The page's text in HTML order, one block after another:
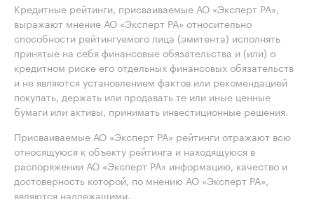
Кредитные рейтинги, присваиваемые АО «Эксперт РА»,
выражают мнение АО «Эксперт РА» относительно
способности рейтингуемого лица (эмитента) исполнять
принятые на себя финансовые обязательства и (или) о
кредитном риске его отдельных финансовых обязательств
и не являются установлением фактов или рекомендацией
покупать, держать или продавать те или иные ценные
бумаги или активы, принимать инвестиционные решения.
Присваиваемые АО «Эксперт РА» рейтинги отражают всю
относящуюся к объекту рейтинга и находящуюся в
распоряжении АО «Эксперт РА» информацию, качество и
достоверность которой, по мнению АО «Эксперт РА»,
являются надлежащими.